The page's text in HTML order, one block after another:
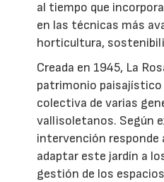
al tiempo que
en las técnicas más
horticultura,
Creada en 1945, La
patrimonio paisajístico
colectiva de varias
vallisoletanos. Según
intervención responde
adaptar este jardín a
gestión de los